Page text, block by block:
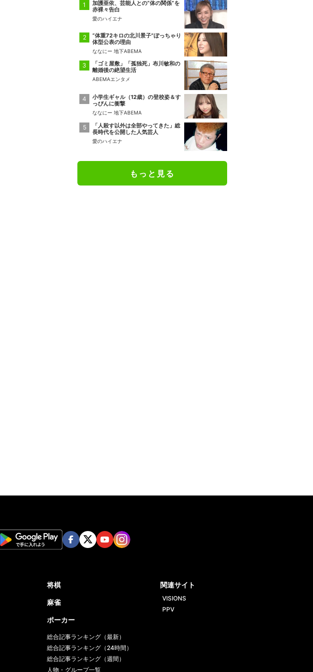
加護亜依、芸能人との“体の関係”を
赤裸々告白
愛のハイエナ
“体重72キロの北川景子”ぽっちゃり
体型公表の理由
ななにー 地下ABEMA
「ゴミ屋敷」「孤独死」布川敏和の
離婚後の絶望生活
ABEMAエンタメ
小学生ギャル（12歳）の登校姿＆す
っぴんに衝撃
ななにー 地下ABEMA
「人殺す以外は全部やってきた」総
長時代を公開した人気芸人
愛のハイエナ
もっと見る
将棋
麻雀
ポーカー
総合記事ランキング（最新）
総合記事ランキング（24時間）
総合記事ランキング（週間）
人物・グループ一覧
関連サイト
VISIONS
PPV